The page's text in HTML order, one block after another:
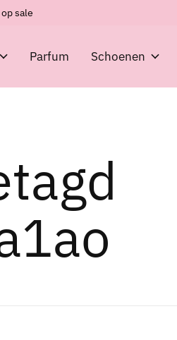
sale
Parfum Schoenen